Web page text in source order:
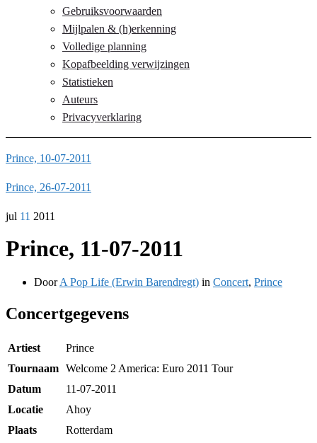
Gebruiksvoorwaarden
Mijlpalen & (h)erkenning
Volledige planning
Kopafbeelding verwijzingen
Statistieken
Auteurs
Privacyverklaring
Prince, 10-07-2011
Prince, 26-07-2011
jul 11 2011
Prince, 11-07-2011
DoorA Pop Life (Erwin Barendregt) in Concert, Prince
Concertgegevens
Artiest
Prince
Tournaam Welcome 2 America: Euro 2011 Tour
Datum
11-07-2011
Locatie
Ahoy
Plaats
Rotterdam